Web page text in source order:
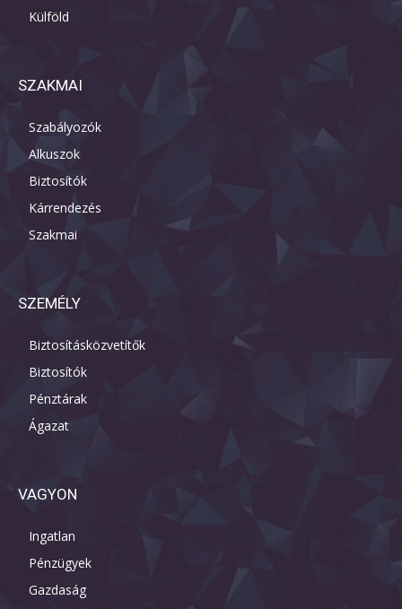
Külföld
SZAKMAI
Szabályozók
Alkuszok
Biztosítók
Kárrendezés
Szakmai
SZEMÉLY
Biztosításközvetítők
Biztosítók
Pénztárak
Ágazat
VAGYON
Ingatlan
Pénzügyek
Gazdaság